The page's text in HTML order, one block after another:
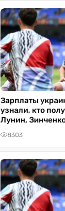
Зарплаты
узнали, кто
Лунин,
8303